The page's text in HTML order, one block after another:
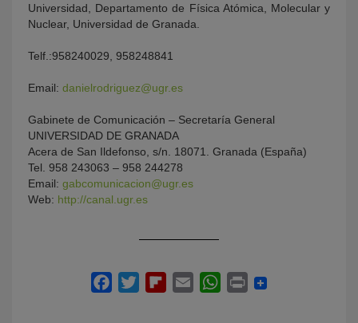
Universidad, Departamento de Física Atómica, Molecular y
Nuclear, Universidad de Granada.
Telf.:958240029, 958248841
Email: danielrodriguez@ugr.es
Gabinete de Comunicación – Secretaría General
UNIVERSIDAD DE GRANADA
Acera de San Ildefonso, s/n. 18071. Granada (España)
Tel. 958 243063 – 958 244278
Email: gabcomunicacion@ugr.es
Web: http://canal.ugr.es